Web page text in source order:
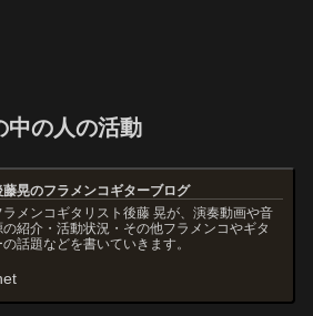
中の人の活動
藤晃のフラメンコギターブログ
ラメンコギタリスト後藤 晃が、演奏動画や音
の紹介・活動状況・その他フラメンコやギタ
の話題などを書いていきます。